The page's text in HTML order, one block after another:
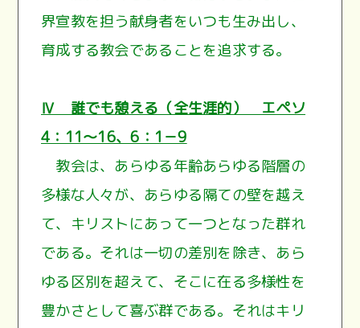
界宣教を担う献身者をいつも生み出し、
育成する教会であることを追求する。
Ⅳ 誰でも憩える（全生涯的） エペソ
4：11～16、6：1－9
教会は、あらゆる年齢あらゆる階層の
多様な人々が、あらゆる隔ての壁を越え
て、キリストにあって一つとなった群れ
である。それは一切の差別を除き、あら
ゆる区別を超えて、そこに在る多様性を
豊かさとして喜ぶ群である。それはキリ